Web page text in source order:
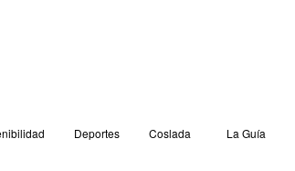
Deportes Coslada La Guía